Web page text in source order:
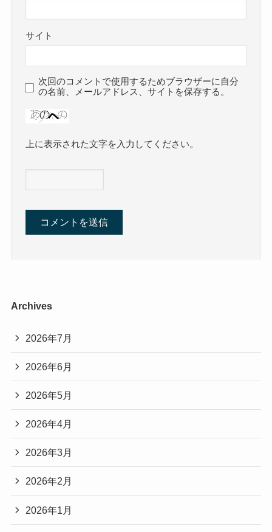
サイト
次回のコメントで使用するためブラウザーに自分
の名前、メールアドレス、サイトを保存する。
上に表示された文字を入力してください。
Archives
2026年7月
2026年6月
2026年5月
2026年4月
2026年3月
2026年2月
2026年1月